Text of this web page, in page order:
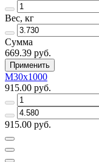
Вес, кг
Сумма
669.39 руб.
Применить
М30х1000
915.00 руб.
915.00 руб.